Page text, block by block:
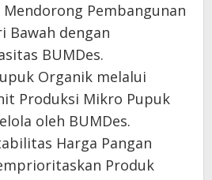
Pembangunan
Bawah dengan
BUMDes.
Organik melalui
Produksi Mikro Pupuk
oleh BUMDes.
Harga Pangan
Produk